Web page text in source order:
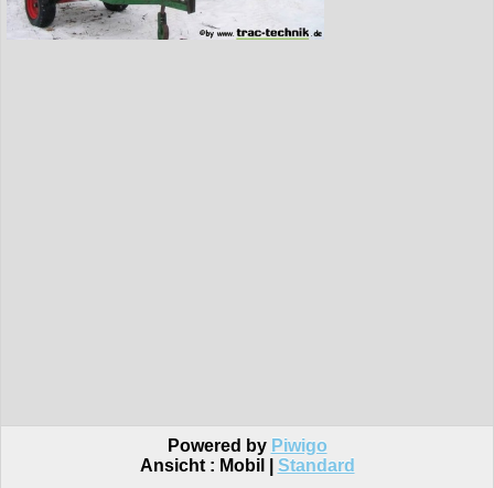
Powered by Piwigo
Ansicht : Mobil Standard